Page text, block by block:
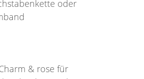
& rose für